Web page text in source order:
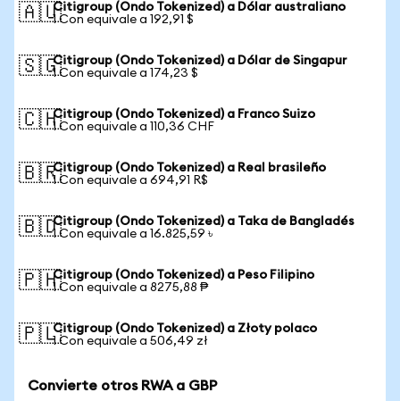
🇦🇺Citigroup (Ondo Tokenized) a Dólar australiano
1 Con equivale a 192,91 $
🇸🇬Citigroup (Ondo Tokenized) a Dólar de Singapur
1 Con equivale a 174,23 $
🇨🇭Citigroup (Ondo Tokenized) a Franco Suizo
1 Con equivale a 110,36 CHF
🇧🇷Citigroup (Ondo Tokenized) a Real brasileño
1 Con equivale a 694,91 R$
🇧🇩Citigroup (Ondo Tokenized) a Taka de Bangladés
1 Con equivale a 16.825,59 ৳
🇵🇭Citigroup (Ondo Tokenized) a Peso Filipino
1 Con equivale a 8275,88 ₱
🇵🇱Citigroup (Ondo Tokenized) a Złoty polaco
1 Con equivale a 506,49 zł
Convierte otros RWA a GBP